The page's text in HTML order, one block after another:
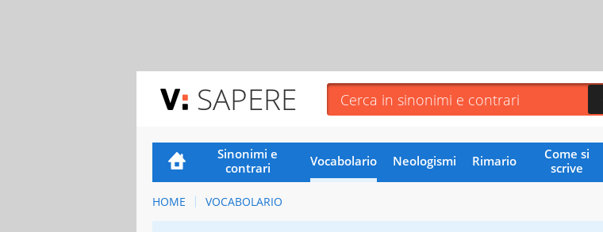
SAPERE
Sinonimi e
contrari
Vocabolario Neologismi Rimario
Come si
scrive
HOME VOCABOLARIO